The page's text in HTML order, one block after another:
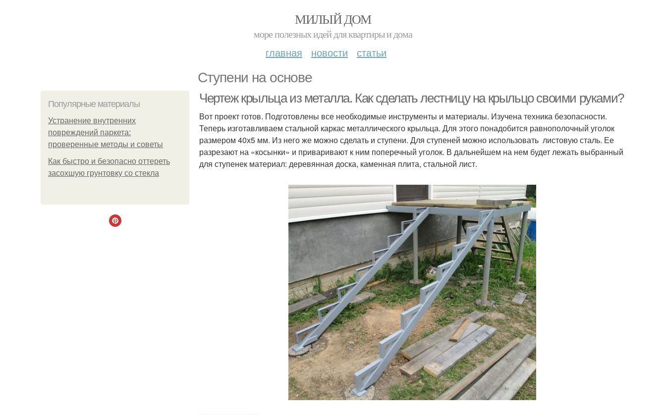
МИЛЫЙ ДОМ
море полезных идей для квартиры и дома
главная новости статьи
Ступени на основе
Популярные материалы
Устранение внутренних
повреждений паркета:
проверенные методы и советы
Как быстро и безопасно оттереть
засохшую грунтовку со стекла
Чертеж крыльца из металла. Как сделать лестницу на крыльцо своими руками?
Вот проект готов. Подготовлены все необходимые инструменты и материалы. Изучена техника безопасности.
Теперь изготавливаем стальной каркас металлического крыльца. Для этого понадобится равнополочный уголок
размером 40х5 мм. Из него же можно сделать и ступени. Для ступеней можно использовать листовую сталь. Ее
разрезают на «косынки» и приваривают к ним поперечный уголок. В дальнейшем на нем будет лежать выбранный
для ступенек материал: деревянная доска, каменная плита, стальной лист.